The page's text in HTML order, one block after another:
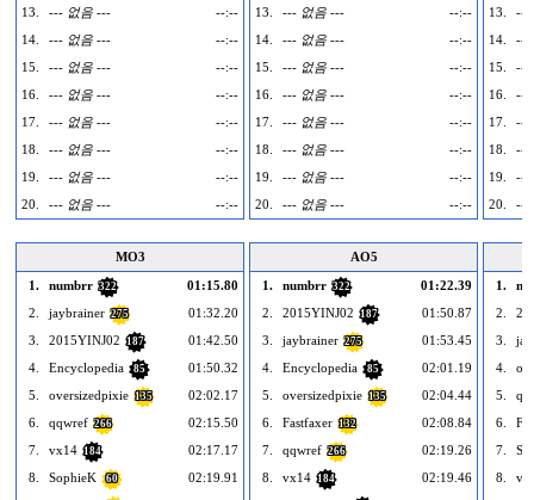
13.
--- 없음 ---
--:--
14.
--- 없음 ---
--:--
15.
--- 없음 ---
--:--
16.
--- 없음 ---
--:--
17.
--- 없음 ---
--:--
18.
--- 없음 ---
--:--
19.
--- 없음 ---
--:--
20.
--- 없음 --- --:--
13.
--- 없음 ---
--:--
14.
--- 없음 ---
--:--
15.
--- 없음 ---
--:--
16.
--- 없음 ---
--:--
17.
--- 없음 ---
--:--
18.
--- 없음 ---
--:--
19.
--- 없음 ---
--:--
20.
--- 없음 --- --:--
13.
---
14.
---
15.
---
16.
---
17.
---
18.
---
19.
---
20.
---
MO3
1.
numbrr 322
01:15.80
2.
jaybrainer 275
01:32.20
3.
2015YINJ02 187
01:42.50
4.
Encyclopedia 85
01:50.32
5.
oversizedpixie 135
02:02.17
6.
qqwref 266
02:15.50
7.
vx14 184
02:17.17
8.
SophieK 60
02:19.91
AO5
1.
numbrr 322
01:22.39
2.
2015YINJ02 187
01:50.87
3.
jaybrainer 275
01:53.45
4.
Encyclopedia 85
02:01.19
5.
oversizedpixie 135
02:04.44
6.
Fastfaxer 132
02:08.84
7.
qqwref 266
02:19.26
8.
vx14 184
02:19.46
1.
2.
3.
4.
5.
6.
7.
8.